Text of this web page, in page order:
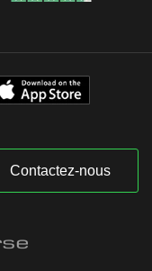
Contactez-nous